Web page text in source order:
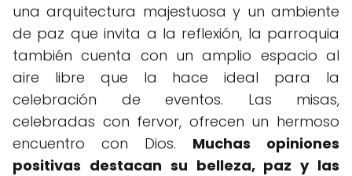
una arquitectura majestuosa y un ambiente
de paz que invita a la reflexión, la parroquia
también cuenta con un amplio espacio al
aire libre que la hace ideal para la
celebración de eventos. Las misas,
celebradas con fervor, ofrecen un hermoso
encuentro con Dios. Muchas opiniones
positivas destacan su belleza, paz y las